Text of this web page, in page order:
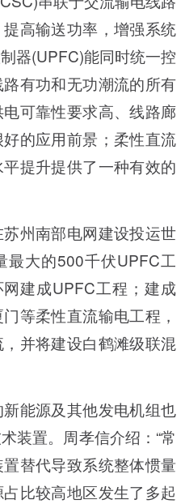
高输送功率，增强系统
器(UPFC)能同时统一控
有功和无功潮流的所有
可靠性要求高、线路廊
的应用前景；柔性直流
提升提供了一种有效的
州南部电网建设投运世
最大的500千伏UPFC工
建成UPFC工程；建成
等柔性直流输电工程，
并将建设白鹤滩级联混
能源及其他发电机组也
装置。周孝信介绍：“常
替代导致系统整体惯量
比较高地区发生了多起